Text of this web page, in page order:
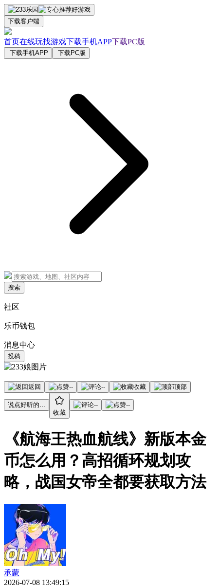
下载客户端
首页在线玩找游戏下载手机APP下载PC版
下载手机APP 下载PC版
搜索
社区
乐币钱包
消息中心
投稿
返回 -- -- 收藏 顶部
说点好听的...
收藏
-- --
《航海王热血航线》新版本金
币怎么用？高招循环规划攻
略，战国女帝全都要获取方法
承蒙
2026-07-08 13:49:15